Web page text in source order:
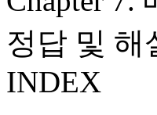
정답 및 해
INDEX